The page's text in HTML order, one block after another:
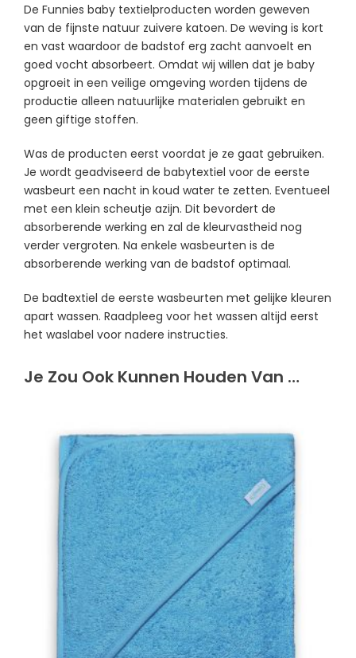
De Funnies baby textielproducten worden geweven
van de fijnste natuur zuivere katoen. De weving is kort
en vast waardoor de badstof erg zacht aanvoelt en
goed vocht absorbeert. Omdat wij willen dat je baby
opgroeit in een veilige omgeving worden tijdens de
productie alleen natuurlijke materialen gebruikt en
geen giftige stoffen.
Was de producten eerst voordat je ze gaat gebruiken.
Je wordt geadviseerd de babytextiel voor de eerste
wasbeurt een nacht in koud water te zetten. Eventueel
met een klein scheutje azijn. Dit bevordert de
absorberende werking en zal de kleurvastheid nog
verder vergroten. Na enkele wasbeurten is de
absorberende werking van de badstof optimaal.
De badtextiel de eerste wasbeurten met gelijke kleuren
apart wassen. Raadpleeg voor het wassen altijd eerst
het waslabel voor nadere instructies.
Je Zou Ook Kunnen Houden Van …